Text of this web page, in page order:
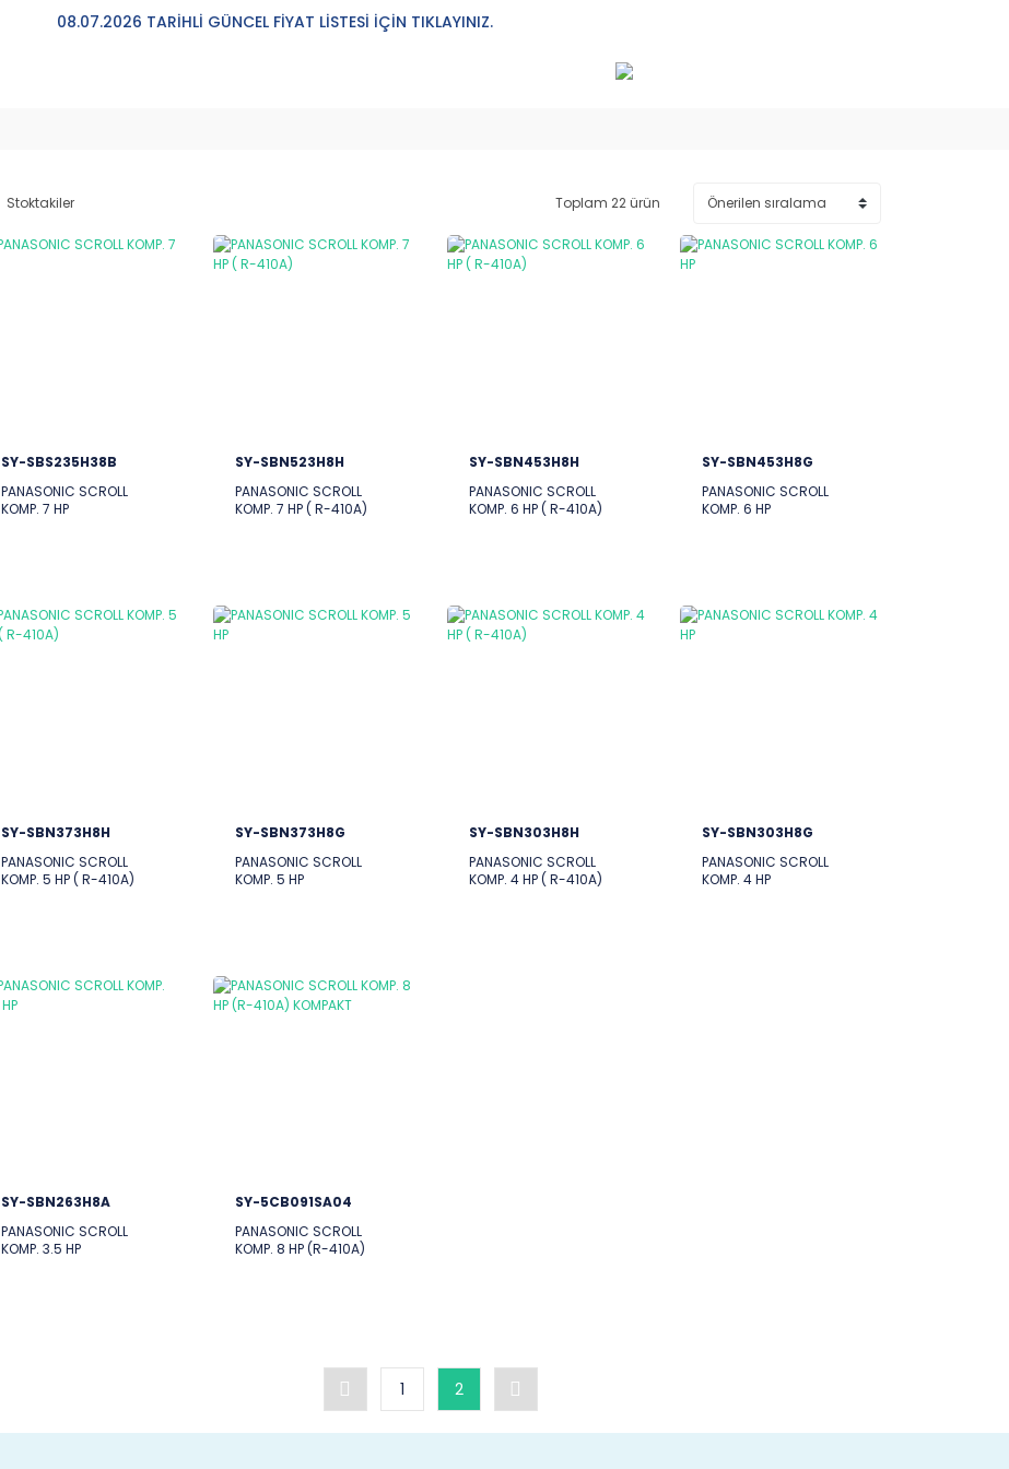
08.07.2026 TARİHLİ GÜNCEL FİYAT LİSTESİ İÇİN TIKLAYINIZ.
Stoktakiler Toplam 22 ürün
SY-SBS235H38B
PANASONIC SCROLL
KOMP. 7 HP
SY-SBN523H8H
PANASONIC SCROLL
KOMP. 7 HP ( R-410A)
SY-SBN453H8H
PANASONIC SCROLL
KOMP. 6 HP ( R-410A)
SY-SBN453H8G
PANASONIC SCROLL
KOMP. 6 HP
SY-SBN373H8H
PANASONIC SCROLL
KOMP. 5 HP ( R-410A)
SY-SBN373H8G
PANASONIC SCROLL
KOMP. 5 HP
SY-SBN303H8H
PANASONIC SCROLL
KOMP. 4 HP ( R-410A)
SY-SBN303H8G
PANASONIC SCROLL
KOMP. 4 HP
SY-SBN263H8A
PANASONIC SCROLL
KOMP. 3.5 HP
SY-5CB091SA04
PANASONIC SCROLL
KOMP. 8 HP (R-410A)
1 2